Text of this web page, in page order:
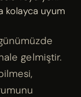
kolayca uyum
gelmiştir.